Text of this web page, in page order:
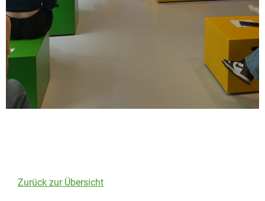
Zurück zur Übersicht